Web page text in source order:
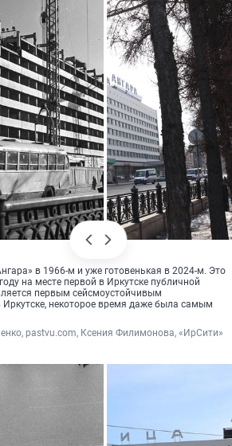
в 1966-м и уже готовенькая в 2024-м. Это
на месте первой в Иркутске публичной
первым сейсмоустойчивым
некоторое время даже была самым
pastvu.com, Ксения Филимонова, «ИрСити»